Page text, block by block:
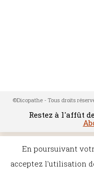
©Dicopathe - Tous droits
Restez à l'affût
En poursuivant
acceptez l'utilisation